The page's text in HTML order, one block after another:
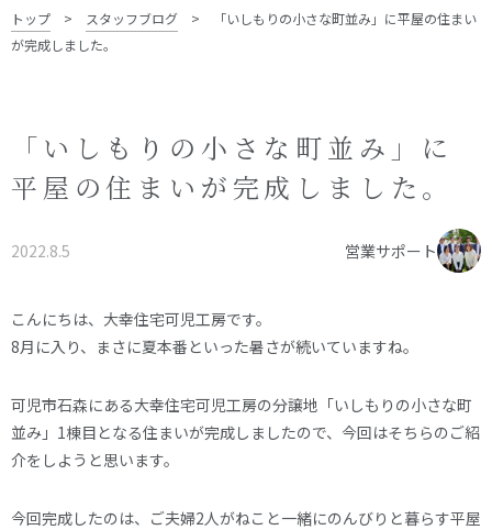
TEL.0574-60-1161
受付時間：9:00～17:00
- 分譲地情報
スタッフブログ
お知らせ
スタッフ紹介
オーナー様へ
資料請求・お問い合わせ
トップ > スタッフブログ >
「いしもりの小さな町並み」に平屋の住まい
が完成しました。
「いしもりの小さな町並み」に
平屋の住まいが完成しました。
2022.8.5 営業サポート
こんにちは、大幸住宅可児工房です。
8月に入り、まさに夏本番といった暑さが続いていますね。
可児市石森にある大幸住宅可児工房の分譲地「いしもりの小さな町
並み」1棟目となる住まいが完成しましたので、今回はそちらのご紹
介をしようと思います。
今回完成したのは、ご夫婦2人がねこと一緒にのんびりと暮らす平屋